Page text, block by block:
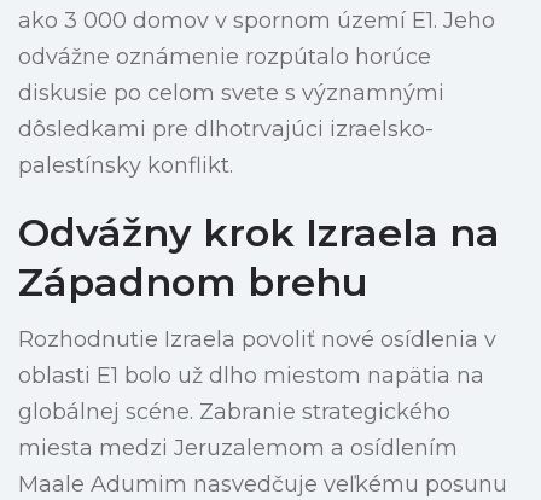
ako 3 000 domov v spornom území E1. Jeho
odvážne oznámenie rozpútalo horúce
diskusie po celom svete s významnými
dôsledkami pre dlhotrvajúci izraelsko-
palestínsky konflikt.
Odvážny krok Izraela na
Západnom brehu
Rozhodnutie Izraela povoliť nové osídlenia v
oblasti E1 bolo už dlho miestom napätia na
globálnej scéne. Zabranie strategického
miesta medzi Jeruzalemom a osídlením
Maale Adumim nasvedčuje veľkému posunu